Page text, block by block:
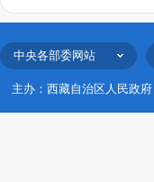
中央各部委网站
主办：西藏自治区人民政府